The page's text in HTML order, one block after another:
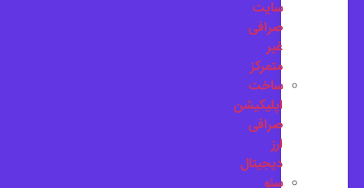
سایت
صرافی
غیر
متمرکز
ساخت
اپلیکیشن
صرافی
ارز
دیجیتال
سئو